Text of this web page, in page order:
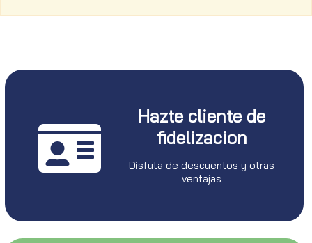
Hazte cliente de
fidelizacion
Disfuta de descuentos y otras
ventajas